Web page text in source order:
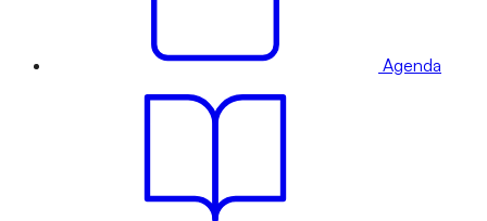
Agenda